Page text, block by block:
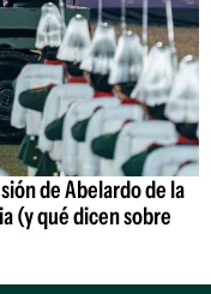
de Abelardo de la
(y qué dicen sobre